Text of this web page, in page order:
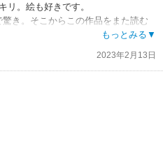
リ。絵も好きです。
き。そこからこの作品をまた読む
もっとみる▼
2023年2月13日